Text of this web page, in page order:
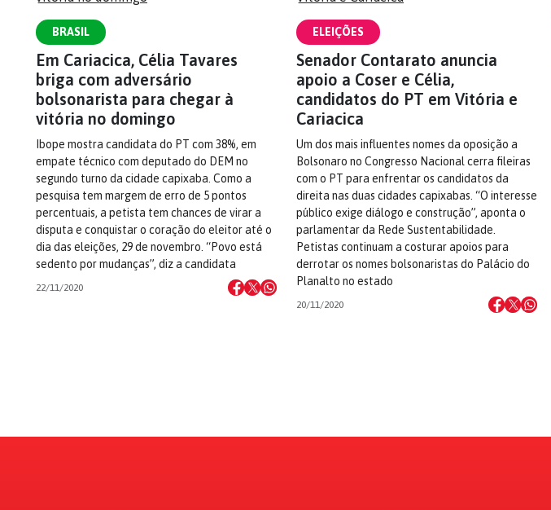
BRASIL
Em Cariacica, Célia Tavares
briga com adversário
bolsonarista para chegar à
vitória no domingo
Ibope mostra candidata do PT com 38%, em
empate técnico com deputado do DEM no
segundo turno da cidade capixaba. Como a
pesquisa tem margem de erro de 5 pontos
percentuais, a petista tem chances de virar a
disputa e conquistar o coração do eleitor até o
dia das eleições, 29 de novembro. “Povo está
sedento por mudanças”, diz a candidata
22/11/2020
ELEIÇÕES
Senador Contarato anuncia
apoio a Coser e Célia,
candidatos do PT em Vitória e
Cariacica
Um dos mais influentes nomes da oposição a
Bolsonaro no Congresso Nacional cerra fileiras
com o PT para enfrentar os candidatos da
direita nas duas cidades capixabas. “O interesse
público exige diálogo e construção”, aponta o
parlamentar da Rede Sustentabilidade.
Petistas continuam a costurar apoios para
derrotar os nomes bolsonaristas do Palácio do
Planalto no estado
20/11/2020